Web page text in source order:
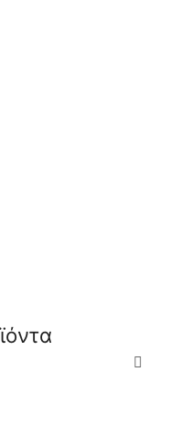
Nardo Ιταλική
ΠΕΡΙΣΣΌΤΕΡΑ